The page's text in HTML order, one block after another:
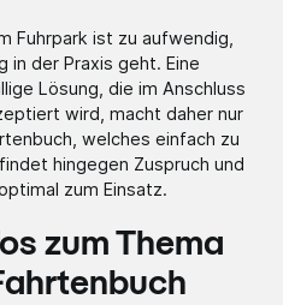
Fuhrpark ist zu aufwendig,
in der Praxis geht. Eine
Lösung, die im Anschluss
wird, macht daher nur
welches einfach zu
hingegen Zuspruch und
zum Einsatz.
zum Thema